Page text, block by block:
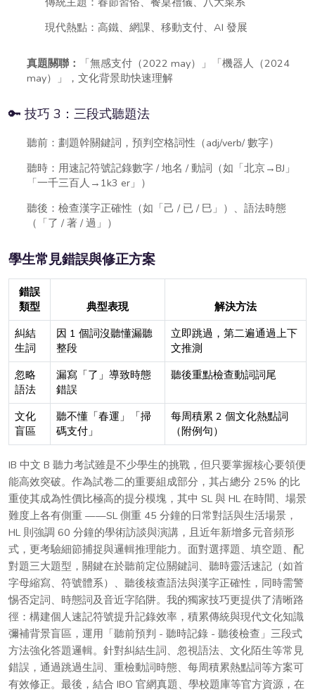
現代熱點：高鐵、網課、移動支付、AI 發展
真題關聯：
「無感支付（2022 may）」「機器人（2024
may）」，文化背景助快速理解
🔑 技巧 3：三段式聽題法
聽前：劃題幹關鍵詞，預判空格詞性（adj/verb/ 數字）
聽時：用速記符號記錄數字 / 地名 / 動詞（如「北京→BJ」
「一千三百人→1k3 er」）
聽後：檢查漢字正確性（如「己 / 已 / 巳」）、語法時態
（「了 / 著 / 過」）
學生常見錯誤與修正方案
錯誤
類型
典型表現
解決方法
糾結
生詞
因 1 個詞沒聽懂漏聽
整段
立即跳過，第二遍通過上下
文推測
忽略
語法
漏寫「了」導致時態
錯誤
聽後重點檢查動詞詞尾
文化
盲區
聽不懂「春運」「掃
碼支付」
每周積累 2 個文化熱點詞
（附例句）
IB 中文 B 聽力考試雖是不少學生的挑戰，但只要掌握核心要領便
能高效突破。作為試卷二的重要組成部分，其占總分 25% 的比
重使其成為性價比極高的提分模塊，其中 SL 與 HL 在時間、場景
難度上各有側重 ——SL 側重 45 分鐘的日常對話與生活場景，
HL 則強調 60 分鐘的學術訪談與演講，且近年新增多元音頻形
式，更考驗細節捕捉與邏輯推理能力。面對選擇題、填空題、配
對題三大題型，關鍵在於聽前定位關鍵詞、聽時靈活速記（如首
字母縮寫、符號體系）、聽後核查語法與漢字正確性，同時需警
惕否定詞、時態詞及音近字陷阱。我的獨家技巧更提供了清晰路
徑：構建個人速記符號提升記錄效率，積累傳統與現代文化知識
彌補背景盲區，運用「聽前預判 - 聽時記錄 - 聽後檢查」三段式
方法強化答題邏輯。針對糾結生詞、忽視語法、文化陌生等常見
錯誤，通過跳過生詞、重檢動詞時態、每周積累熱點詞等方案可
有效修正。最後，結合 IBO 官網真題、學校題庫等官方資源，在